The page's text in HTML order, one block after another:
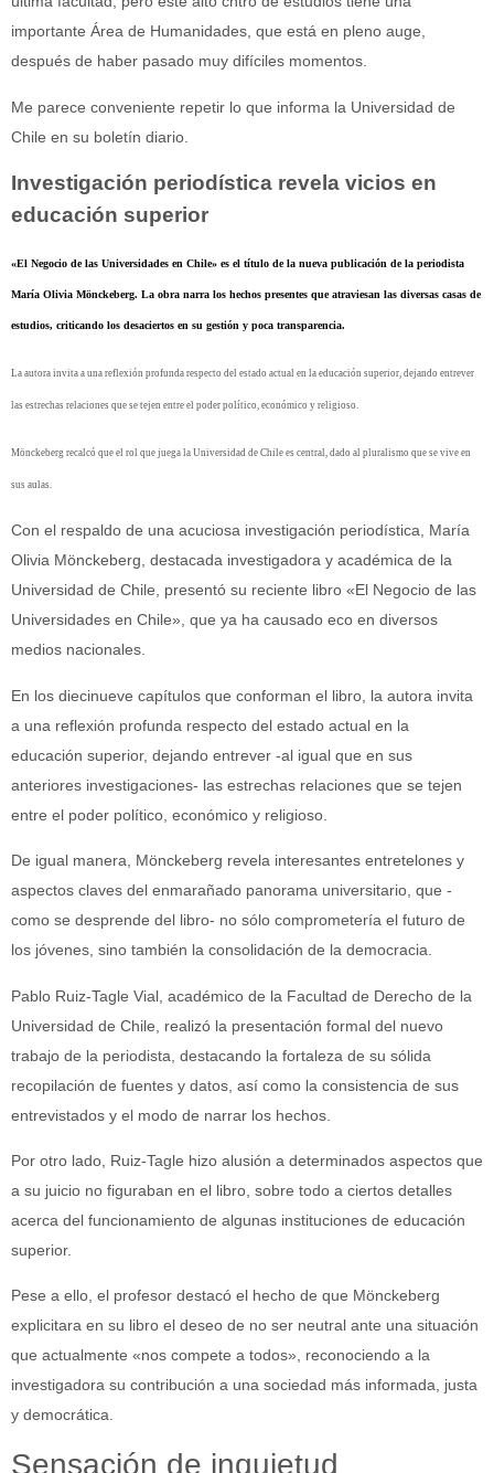
importante Área de Humanidades, que está en pleno auge,
después de haber pasado muy difíciles momentos.
Me parece conveniente repetir lo que informa la Universidad de
Chile en su boletín diario.
Investigación periodística revela vicios en
educación superior
«El Negocio de las Universidades en Chile» es el título de la nueva publicación de la periodista
María Olivia Mönckeberg. La obra narra los hechos presentes que atraviesan las diversas casas de
estudios, criticando los desaciertos en su gestión y poca transparencia.
La autora invita a una reflexión profunda respecto del estado actual en la educación superior, dejando entrever
las estrechas relaciones que se tejen entre el poder político, económico y religioso.
Mönckeberg recalcó que el rol que juega la Universidad de Chile es central, dado al pluralismo que se vive en
sus aulas.
Con el respaldo de una acuciosa investigación periodística, María
Olivia Mönckeberg, destacada investigadora y académica de la
Universidad de Chile, presentó su reciente libro «El Negocio de las
Universidades en Chile», que ya ha causado eco en diversos
medios nacionales.
En los diecinueve capítulos que conforman el libro, la autora invita
a una reflexión profunda respecto del estado actual en la
educación superior, dejando entrever -al igual que en sus
anteriores investigaciones- las estrechas relaciones que se tejen
entre el poder político, económico y religioso.
De igual manera, Mönckeberg revela interesantes entretelones y
aspectos claves del enmarañado panorama universitario, que -
como se desprende del libro- no sólo comprometería el futuro de
los jóvenes, sino también la consolidación de la democracia.
Pablo Ruiz-Tagle Vial, académico de la Facultad de Derecho de la
Universidad de Chile, realizó la presentación formal del nuevo
trabajo de la periodista, destacando la fortaleza de su sólida
recopilación de fuentes y datos, así como la consistencia de sus
entrevistados y el modo de narrar los hechos.
Por otro lado, Ruiz-Tagle hizo alusión a determinados aspectos que
a su juicio no figuraban en el libro, sobre todo a ciertos detalles
acerca del funcionamiento de algunas instituciones de educación
superior.
Pese a ello, el profesor destacó el hecho de que Mönckeberg
explicitara en su libro el deseo de no ser neutral ante una situación
que actualmente «nos compete a todos», reconociendo a la
investigadora su contribución a una sociedad más informada, justa
y democrática.
Sensación de inquietud